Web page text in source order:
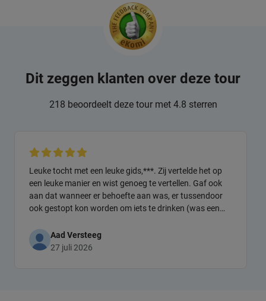
Dit zeggen klanten over deze tour
218 beoordeelt deze tour met 4.8 sterren
Leuke tocht met een leuke gids,***. Zij vertelde het op
een leuke manier en wist genoeg te vertellen. Gaf ook
aan dat wanneer er behoefte aan was, er tussendoor
ook gestopt kon worden om iets te drinken (was een
Aad Versteeg
27 juli 2026